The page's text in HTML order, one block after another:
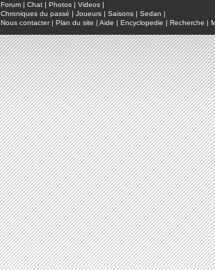
Forum | Chat | Photos | Videos |
Chroniques du passé | Joueurs | Saisons | Sedan |
Nous contacter| Plan du site | Aide | Encyclopedie | Recherche |